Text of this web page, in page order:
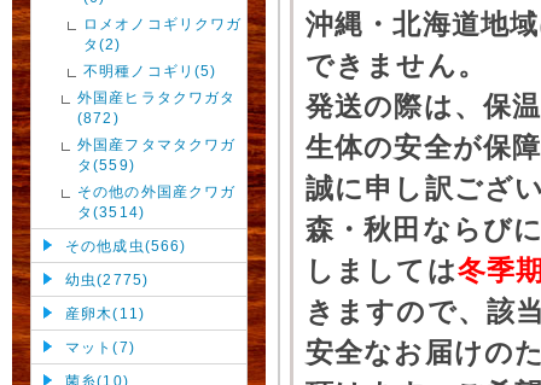
ロメオノコギリクワガ
タ(2)
不明種ノコギリ(5)
外国産ヒラタクワガタ
(872)
外国産フタマタクワガ
タ(559)
その他の外国産クワガ
タ(3514)
その他成虫(566)
幼虫(2775)
産卵木(11)
マット(7)
菌糸(10)
沖縄・北海道地
できません。
発送の際は、保
生体の安全が保
誠に申し訳ござ
森・秋田ならび
しましては冬季
きますので、該
安全なお届けの